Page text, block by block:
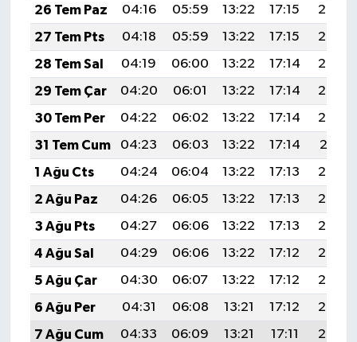
26 Tem Paz
04:16 05:59 13:22 17:15
20:36
27 Tem Pts
04:18 05:59 13:22 17:15
20:35
28 Tem Sal
04:19 06:00 13:22 17:14
20:34
29 Tem Çar
04:20 06:01 13:22 17:14
20:33
30 Tem Per
04:22 06:02 13:22 17:14
20:32
31 Tem Cum
04:23 06:03 13:22 17:14
20:31
1 Ağu Cts
04:24 06:04 13:22 17:13
20:30
2 Ağu Paz
04:26 06:05 13:22 17:13
20:29
3 Ağu Pts
04:27 06:06 13:22 17:13
20:28
4 Ağu Sal
04:29 06:06 13:22 17:12
20:27
5 Ağu Çar
04:30 06:07 13:22 17:12
20:26
6 Ağu Per
04:31 06:08 13:21 17:12
20:25
7 Ağu Cum
04:33 06:09 13:21 17:11
20:24